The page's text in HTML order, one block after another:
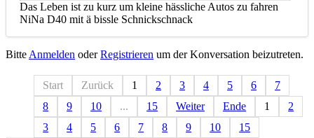
Das Leben ist zu kurz um kleine hässliche Autos zu fahren
NiNa D40 mit ä bissle Schnickschnack
Bitte Anmelden oderRegistrieren um der Konversation beizutreten.
Start Zurück 1 2 3 4 5 6
7
8
9 10 ... 15 Weiter Ende 1
2
3
4 5 6 7 8 9 10 15